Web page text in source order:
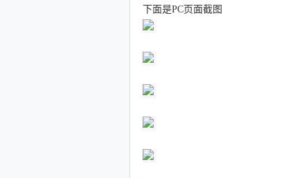
下面是PC页面截图